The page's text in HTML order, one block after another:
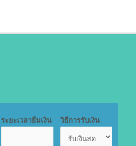
ระยะเวลายืมเงิน วิธีการรับเงิน